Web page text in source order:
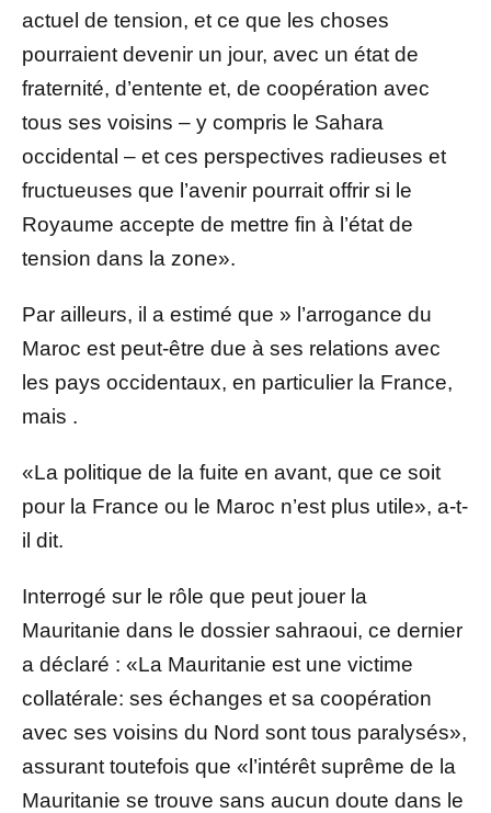
actuel de tension, et ce que les choses
pourraient devenir un jour, avec un état de
fraternité, d’entente et, de coopération avec
tous ses voisins – y compris le Sahara
occidental – et ces perspectives radieuses et
fructueuses que l’avenir pourrait offrir si le
Royaume accepte de mettre fin à l’état de
tension dans la zone».
Par ailleurs, il a estimé que » l’arrogance du
Maroc est peut-être due à ses relations avec
les pays occidentaux, en particulier la France,
mais .
«La politique de la fuite en avant, que ce soit
pour la France ou le Maroc n’est plus utile», a-t-
il dit.
Interrogé sur le rôle que peut jouer la
Mauritanie dans le dossier sahraoui, ce dernier
a déclaré : «La Mauritanie est une victime
collatérale: ses échanges et sa coopération
avec ses voisins du Nord sont tous paralysés»,
assurant toutefois que «l’intérêt suprême de la
Mauritanie se trouve sans aucun doute dans le